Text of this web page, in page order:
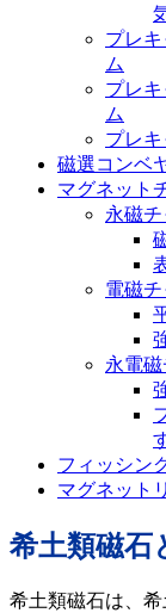
プレ
ム
プレ
ム
プレ
磁選コンベ
マグネット
永磁
電磁
永電
フィッシン
マグネット
希土類磁石
希土類磁石は、